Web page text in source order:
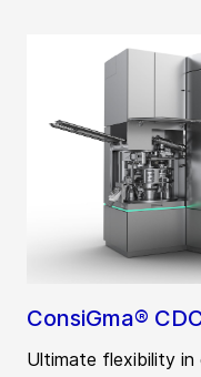
ConsiGma®
Ultimate flexibility in